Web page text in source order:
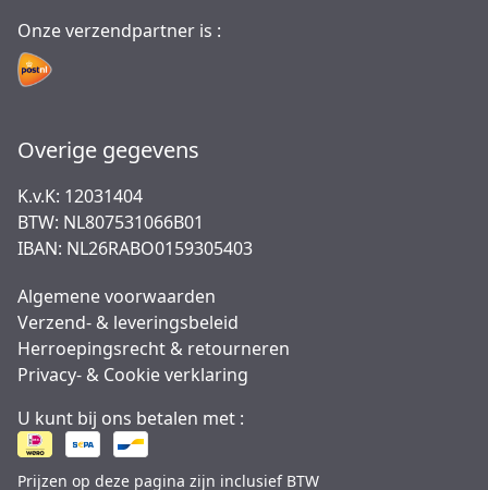
Onze verzendpartner is :
Overige gegevens
K.v.K: 12031404
BTW: NL807531066B01
IBAN: NL26RABO0159305403
Algemene voorwaarden
Verzend- & leveringsbeleid
Herroepingsrecht & retourneren
Privacy- & Cookie verklaring
U kunt bij ons betalen met :
Prijzen op deze pagina zijn inclusief BTW